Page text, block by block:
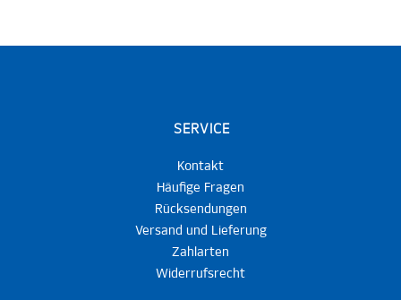
SERVICE
Kontakt
Häufige Fragen
Rücksendungen
Versand und Lieferung
Zahlarten
Widerrufsrecht